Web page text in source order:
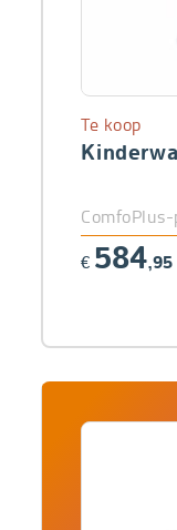
Te koop
€ 584,95